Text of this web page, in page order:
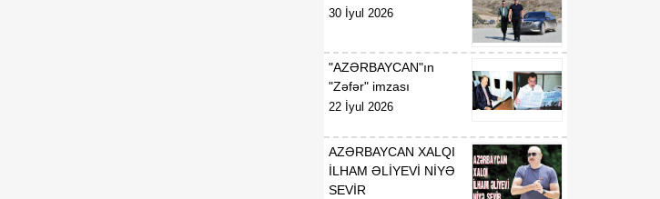
sektoru “Moody’s”dən
07 Avqust
Azərbaycan və
Ermənistan arasında sülh
inkişaf mərhələsinin
əsasını qoya bilər
16:27
07 Avqust
30 İyul 2026
"AZƏRBAYCAN"ın
"Zəfər" imzası
22 İyul 2026
AZƏRBAYCAN XALQI
İLHAM ƏLİYEVİ NİYƏ
SEVİR